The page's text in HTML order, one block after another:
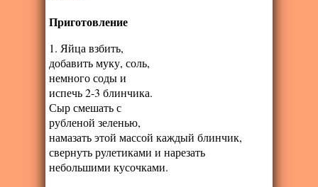
Приготовление
1. Яйца взбить,
добавить муку, соль,
немного соды и
испечь 2-3 блинчика.
Сыр смешать с
рубленой зеленью,
намазать этой массой каждый блинчик,
свернуть рулетиками и нарезать
небольшими кусочками.